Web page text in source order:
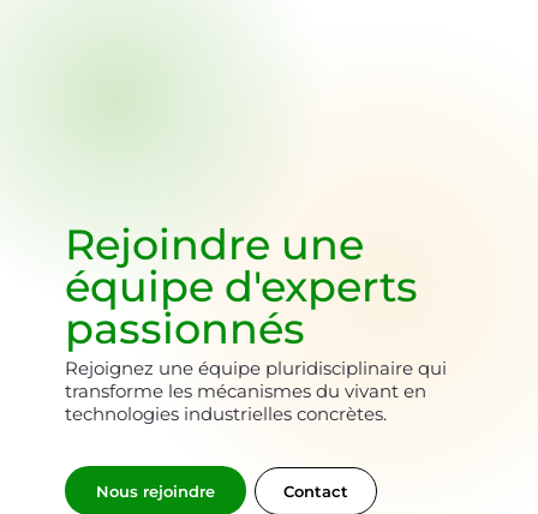
Rejoindre une
équipe d'experts
passionnés
Rejoignez une équipe pluridisciplinaire qui
transforme les mécanismes du vivant en
technologies industrielles concrètes.
Nous rejoindre Contact